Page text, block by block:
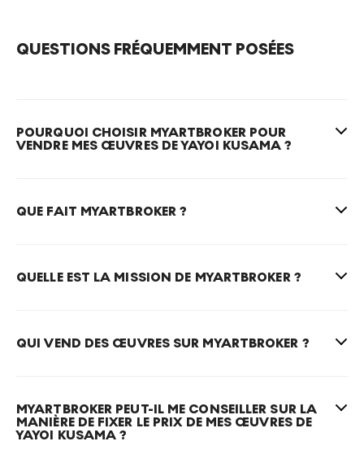
QUESTIONS FRÉQUEMMENT POSÉES
POURQUOI CHOISIR MYARTBROKER POUR
VENDRE MES ŒUVRES DE YAYOI KUSAMA ?
QUE FAIT MYARTBROKER ?
QUELLE EST LA MISSION DE MYARTBROKER ?
QUI VEND DES ŒUVRES SUR MYARTBROKER ?
MYARTBROKER PEUT-IL ME CONSEILLER SUR LA
MANIÈRE DE FIXER LE PRIX DE MES ŒUVRES DE
YAYOI KUSAMA ?